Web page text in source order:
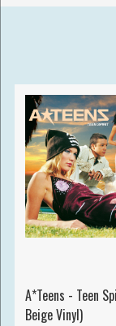
A*Teens - Teen
Beige Vinyl)